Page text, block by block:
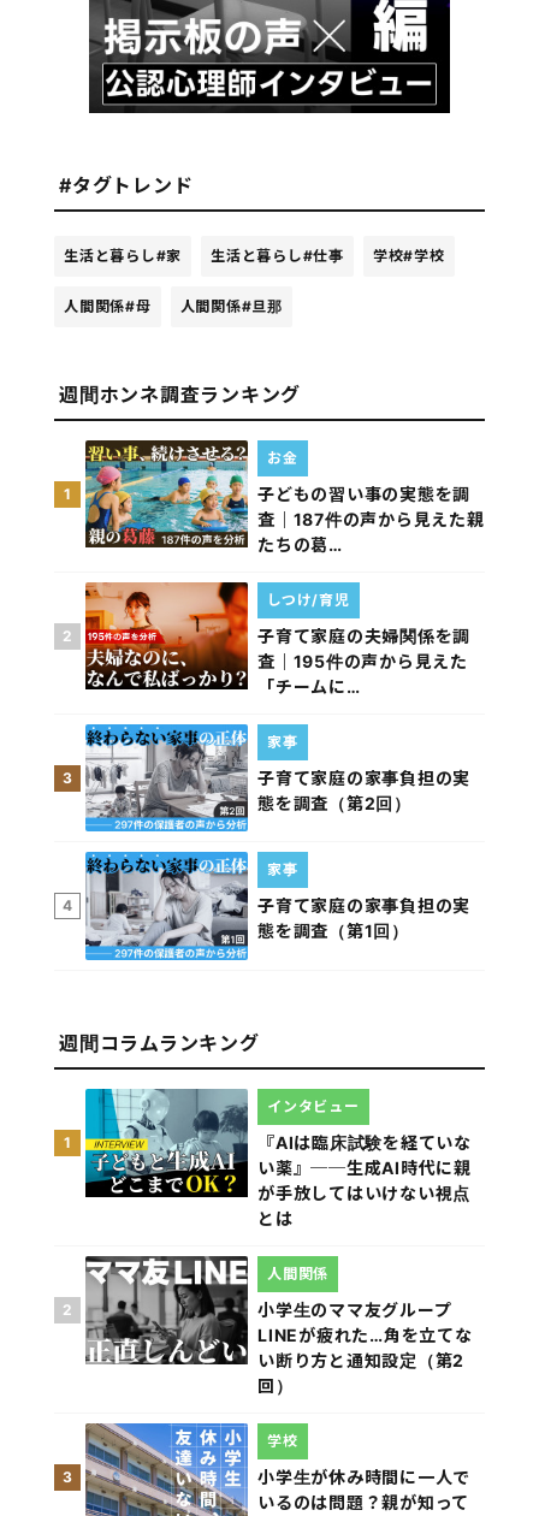
#タグトレンド
生活と暮らし#家 生活と暮らし#仕事 学校#学校
人間関係#母 人間関係#旦那
週間ホンネ調査ランキング
1
子どもの習い事の実態を調
査｜187件の声から見えた親
たちの葛…
お金
2
子育て家庭の夫婦関係を調
査｜195件の声から見えた
「チームに…
しつけ/育児
3
子育て家庭の家事負担の実
態を調査（第2回）
家事
4
子育て家庭の家事負担の実
態を調査（第1回）
家事
週間コラムランキング
1
『AIは臨床試験を経ていな
い薬』──生成AI時代に親
が手放してはいけない視点
とは
インタビュー
2
小学生のママ友グループ
LINEが疲れた…角を立てな
い断り方と通知設定（第2
回）
人間関係
3
小学生が休み時間に一人で
いるのは問題？親が知って
学校